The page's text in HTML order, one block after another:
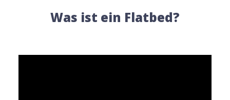
Was ist ein Flatbed?